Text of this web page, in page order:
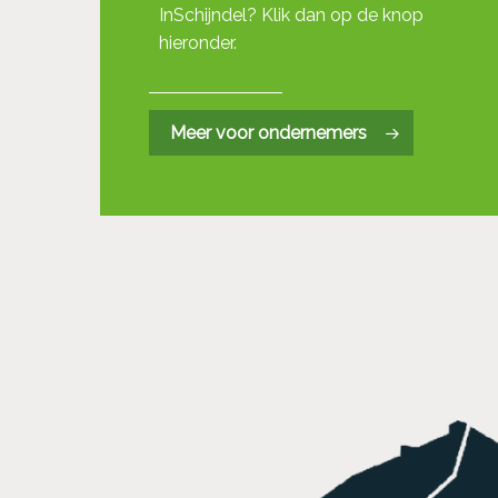
InSchijndel? Klik dan op de knop
hieronder.
Meer voor ondernemers